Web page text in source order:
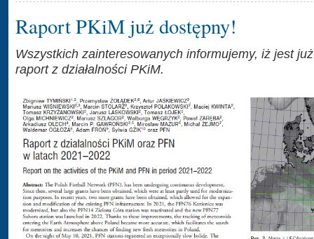
Raport PKiM już dostępny!
Wszystkich zainteresowanych informujemy, iż jest
raport z działalności PKiM.